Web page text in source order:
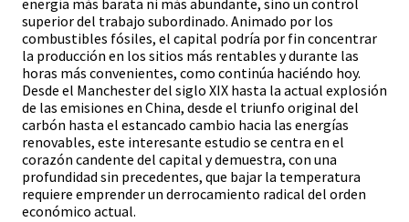
energía más barata ni más abundante, sino un control
superior del trabajo subordinado. Animado por los
combustibles fósiles, el capital podría por fin concentrar
la producción en los sitios más rentables y durante las
horas más convenientes, como continúa haciéndo hoy.
Desde el Manchester del siglo XIX hasta la actual explosión
de las emisiones en China, desde el triunfo original del
carbón hasta el estancado cambio hacia las energías
renovables, este interesante estudio se centra en el
corazón candente del capital y demuestra, con una
profundidad sin precedentes, que bajar la temperatura
requiere emprender un derrocamiento radical del orden
económico actual.